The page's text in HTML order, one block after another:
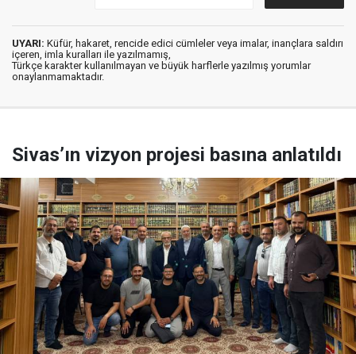
UYARI: Küfür, hakaret, rencide edici cümleler veya imalar, inançlara saldırı
içeren, imla kuralları ile yazılmamış,
Türkçe karakter kullanılmayan ve büyük harflerle yazılmış yorumlar
onaylanmamaktadır.
Sivas’ın vizyon projesi basına anlatıldı